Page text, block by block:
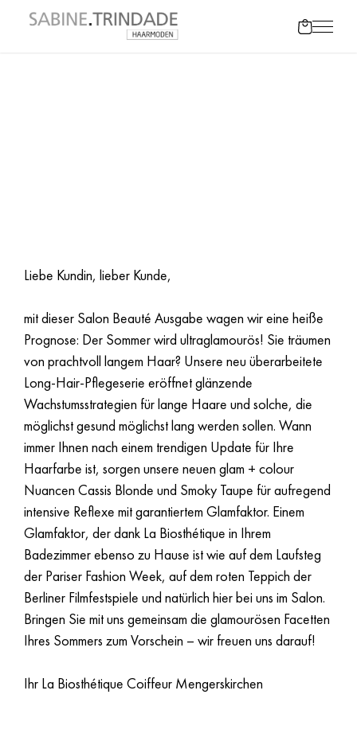
Liebe Kundin, lieber Kunde,
mit dieser Salon Beauté Ausgabe wagen wir eine heiße
Prognose: Der Sommer wird ultraglamourös! Sie träumen
von prachtvoll langem Haar? Unsere neu überarbeitete
Long-Hair-Pflegeserie eröffnet glänzende
Wachstumsstrategien für lange Haare und solche, die
möglichst gesund möglichst lang werden sollen. Wann
immer Ihnen nach einem trendigen Update für Ihre
Haarfarbe ist, sorgen unsere neuen glam + colour
Nuancen Cassis Blonde und Smoky Taupe für aufregend
intensive Reflexe mit garantiertem Glamfaktor. Einem
Glamfaktor, der dank La Biosthétique in Ihrem
Badezimmer ebenso zu Hause ist wie auf dem Laufsteg
der Pariser Fashion Week, auf dem roten Teppich der
Berliner Filmfestspiele und natürlich hier bei uns im Salon.
Bringen Sie mit uns gemeinsam die glamourösen Facetten
Ihres Sommers zum Vorschein – wir freuen uns darauf!
Ihr La Biosthétique Coiffeur Mengerskirchen